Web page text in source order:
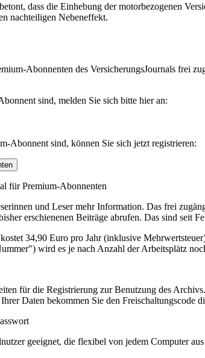
dass die Einhebung der motorbezogenen
nachteiligen Nebeneffekt.
Abonnenten des VersicherungsJournals frei
sind, melden Sie sich bitte hier an:
Abonnent sind, können Sie sich jetzt registrieren:
für Premium-Abonnenten
und Leser mehr Information. Das frei
erschienenen Beiträge abrufen. Das sind seit
34,90 Euro pro Jahr (inklusive
wird es je nach Anzahl der Arbeitsplätz
für die Registrierung zur Benutzung des Archivs.
Daten bekommen Sie den
geeignet, die flexibel von jedem Computer